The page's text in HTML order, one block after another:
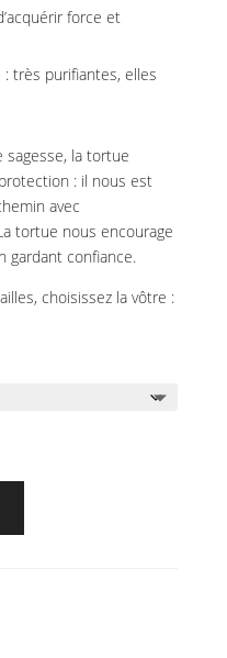
force et
: très purifiantes, elles
sagesse, la tortue
: il nous est
avec
tortue nous encourage
gardant confiance.
choisissez la vôtre :